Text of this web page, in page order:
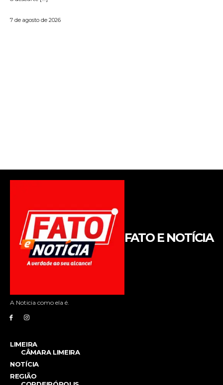
FATO E NOTÍCIA
A Noticia como ela é.
LIMEIRA
CÂMARA LIMEIRA
NOTÍCIA
REGIÃO